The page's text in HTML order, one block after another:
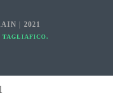
| 2021
TAGLIAFICO.